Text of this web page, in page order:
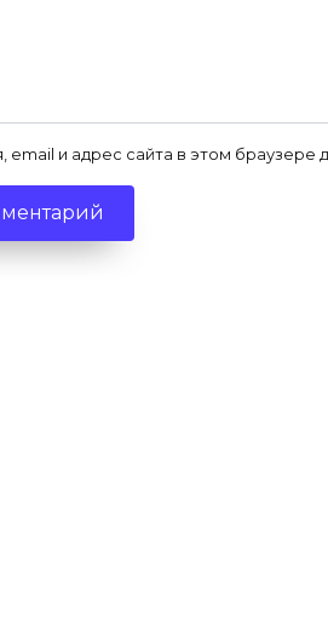
email и адрес сайта в этом